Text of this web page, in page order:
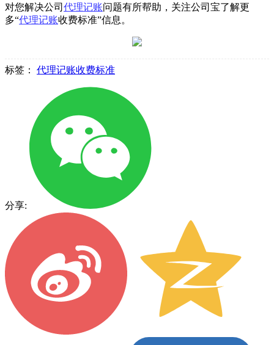
对您解决公司 代理记账问题有所帮助，关注公司宝了解更
多“代理记账收费标准”信息。
标签： 代理记账收费标准
分享: